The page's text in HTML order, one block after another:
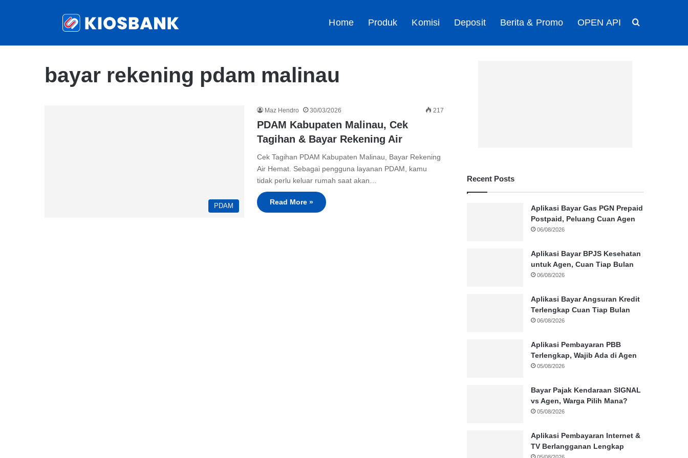
Home Produk Komisi Deposit Berita & Promo OPEN API
bayar rekening pdam malinau
PDAM
Maz Hendro 30/03/2026 217
PDAM Kabupaten Malinau, Cek
Tagihan & Bayar Rekening Air
Cek Tagihan PDAM Kabupaten Malinau, Bayar Rekening
Air Hemat. Sebagai pengguna layanan PDAM, kamu
tidak perlu keluar rumah saat akan…
Read More »
Recent Posts
Aplikasi Bayar Gas PGN Prepaid
Postpaid, Peluang Cuan Agen
06/08/2026
Aplikasi Bayar BPJS Kesehatan
untuk Agen, Cuan Tiap Bulan
06/08/2026
Aplikasi Bayar Angsuran Kredit
Terlengkap Cuan Tiap Bulan
06/08/2026
Aplikasi Pembayaran PBB
Terlengkap, Wajib Ada di Agen
05/08/2026
Bayar Pajak Kendaraan SIGNAL
vs Agen, Warga Pilih Mana?
05/08/2026
Aplikasi Pembayaran Internet &
TV Berlangganan Lengkap